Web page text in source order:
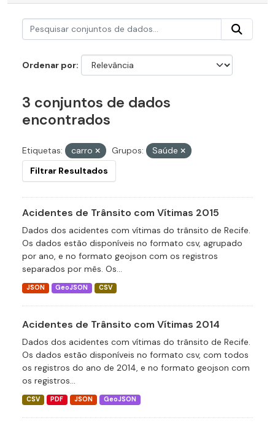
Ordenar por
3 conjuntos de dados
encontrados
Etiquetas: carro Grupos:
Saúde
Filtrar Resultados
Acidentes de Trânsito com Vítimas 2015
Dados dos acidentes com vítimas do trânsito de Recife.
Os dados estão disponíveis no formato csv, agrupado
por ano, e no formato geojson com os registros
separados por mês. Os...
JSON GeoJSON CSV
Acidentes de Trânsito com Vítimas 2014
Dados dos acidentes com vítimas do trânsito de Recife.
Os dados estão disponíveis no formato csv, com todos
os registros do ano de 2014, e no formato geojson com
os registros...
CSV PDF JSON GeoJSON